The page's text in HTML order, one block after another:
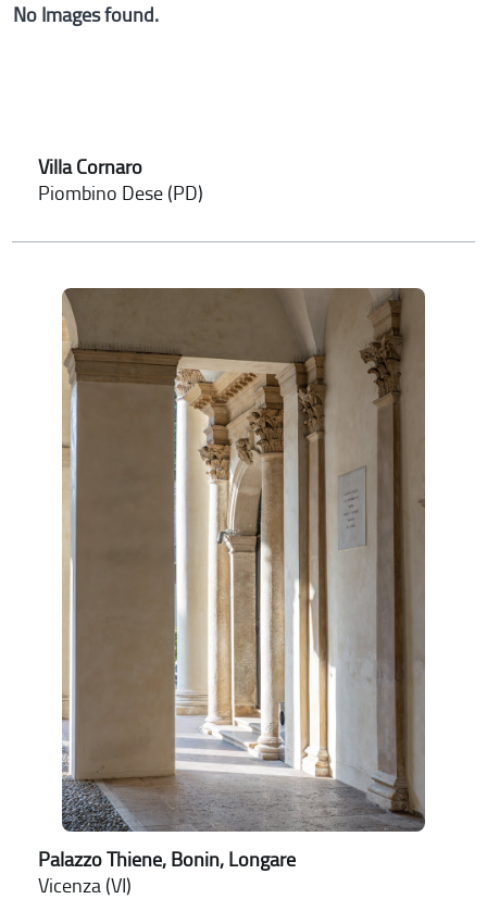
No Images found.
Villa Cornaro
Piombino Dese (PD)
Palazzo Thiene, Bonin, Longare
Vicenza (VI)